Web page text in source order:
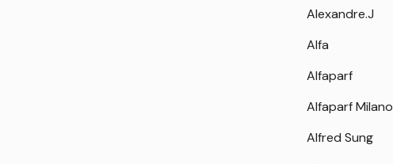
Alexandre.J
Alfa
Alfaparf
Alfaparf Milano
Alfred Sung